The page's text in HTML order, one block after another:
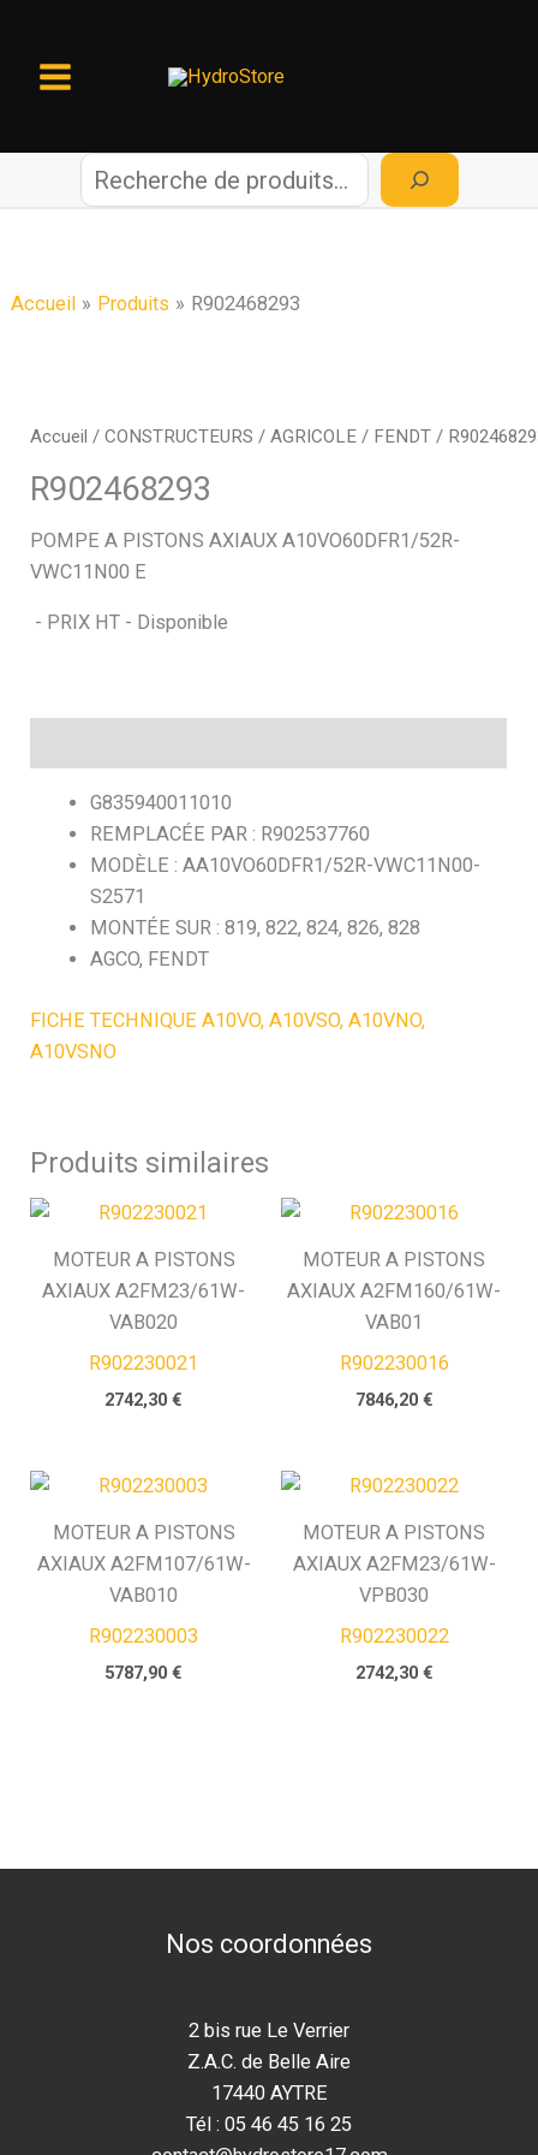
contenu
c
r
c
Accueil Produits R902468293
Accueil /CONSTRUCTEURS /AGRICOLE / FENDT /
R902468293
POMPE A PISTONS AXIAUX A10VO60DFR1/52R-
VWC11N00 E
- PRIX HT - Disponible
G835940011010
REMPLACÉE PAR : R902537760
MODÈLE : AA10VO60DFR1/52R-VWC11N00-
S2571
MONTÉE SUR : 819, 822, 824, 826, 828
AGCO, FENDT
FICHE TECHNIQUE A10VO, A10VSO, A10VNO,
A10VSNO
Produits similaires
MOTEUR A PISTONS
AXIAUX A2FM23/61W-
VAB020
R902230021
2742,30€
MOTEUR A PISTONS
AXIAUX A2FM160/61W-
VAB01
R902230016
7846,20 €
MOTEUR A PISTONS
AXIAUX A2FM107/61W-
VAB010
R902230003
5787,90€
MOTEUR A PISTONS
AXIAUX A2FM23/61W-
VPB030
R902230022
2742,30 €
Nos coordonnées
2 bis rue Le Verrier
Z.A.C. de Belle Aire
17440 AYTRE
Tél : 05 46 45 16 25